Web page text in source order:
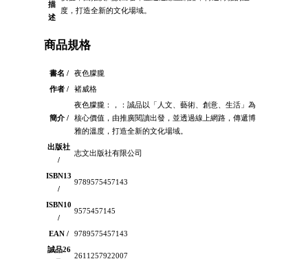
描
述
度，打造全新的文化場域。
商品規格
書名 /
夜色朦朧
作者 /
褚威格
簡介 /
夜色朦朧：，：誠品以「人文、藝術、創意、生活」為
核心價值，由推廣閱讀出發，並透過線上網路，傳遞博
雅的溫度，打造全新的文化場域。
出版社
/
志文出版社有限公司
ISBN13
/
9789575457143
ISBN10
/
9575457145
EAN /
9789575457143
誠品26
2611257922007